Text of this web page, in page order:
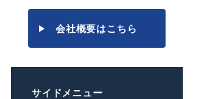
会社概要はこちら
サイドメニュー